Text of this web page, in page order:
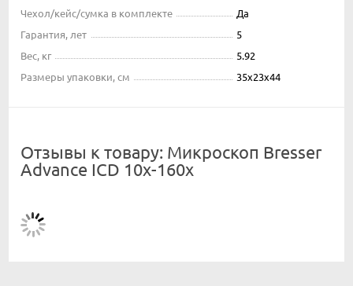
Чехол/кейс/сумка в комплекте
Да
Гарантия, лет
5
Вес, кг
5.92
Размеры упаковки, см
35х23х44
Отзывы к товару: Микроскоп Bresser
Advance ICD 10x-160x